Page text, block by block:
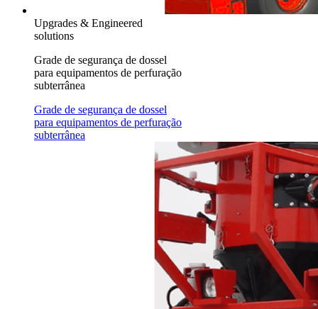
Upgrades & Engineered
solutions
Grade de segurança de dossel
para equipamentos de perfuração
subterrânea
Grade de segurança de dossel
para equipamentos de perfuração
subterrânea